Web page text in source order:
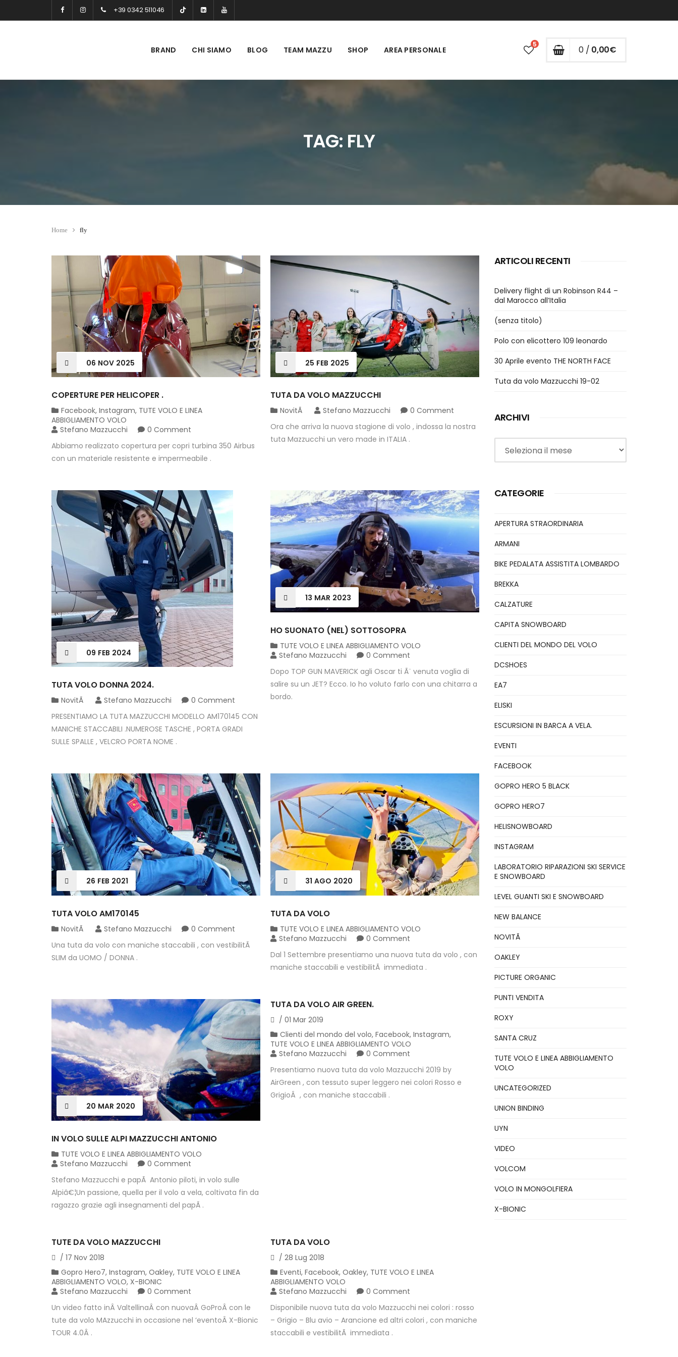
+39 0342 511046
BRAND CHI SIAMO BLOG TEAM MAZZU SHOP AREA PERSONALE
5 0 / 0,00€
TAG: FLY
Home fly
06 NOV 2025
COPERTURE PER HELICOPER .
Facebook, Instagram, TUTE VOLO E LINEA
ABBIGLIAMENTO VOLO
Stefano Mazzucchi
0 Comment
Abbiamo realizzato copertura per copri turbina 350 Airbus
con un materiale resistente e impermeabile .
25 FEB 2025
TUTA DA VOLO MAZZUCCHI
NovitÃ Stefano Mazzucchi
0 Comment
Ora che arriva la nuova stagione di volo , indossa la nostra
tuta Mazzucchi un vero made in ITALIA .
09 FEB 2024
TUTA VOLO DONNA 2024.
NovitÃ Stefano Mazzucchi
0 Comment
PRESENTIAMO LA TUTA MAZZUCCHI MODELLO AM170145 CON
MANICHE STACCABILI .NUMEROSE TASCHE , PORTA GRADI
SULLE SPALLE , VELCRO PORTA NOME .
13 MAR 2023
HO SUONATO (NEL) SOTTOSOPRA
TUTE VOLO E LINEA ABBIGLIAMENTO VOLO
Stefano Mazzucchi
0 Comment
Dopo TOP GUN MAVERICK agli Oscar ti Ã¨ venuta voglia di
salire su un JET? Ecco. Io ho voluto farlo con una chitarra a
bordo.
26 FEB 2021
TUTA VOLO AM170145
NovitÃ Stefano Mazzucchi
0 Comment
Una tuta da volo con maniche staccabili , con vestibilitÃ
SLIM da UOMO / DONNA .
31 AGO 2020
TUTA DA VOLO
TUTE VOLO E LINEA ABBIGLIAMENTO VOLO
Stefano Mazzucchi
0 Comment
Dal 1 Settembre presentiamo una nuova tuta da volo , con
maniche staccabili e vestibilitÃ immediata .
20 MAR 2020
IN VOLO SULLE ALPI MAZZUCCHI ANTONIO
TUTE VOLO E LINEA ABBIGLIAMENTO VOLO
Stefano Mazzucchi
0 Comment
Stefano Mazzucchi e papÃ Antonio piloti, in volo sulle
Alpiâ€¦Un passione, quella per il volo a vela, coltivata fin da
ragazzo grazie agli insegnamenti del papÃ .
TUTA DA VOLO AIR GREEN.
/ 01 Mar 2019
Clienti del mondo del volo, Facebook, Instagram,
TUTE VOLO E LINEA ABBIGLIAMENTO VOLO
Stefano Mazzucchi
0 Comment
Presentiamo nuova tuta da volo Mazzucchi 2019 by
AirGreen , con tessuto super leggero nei colori Rosso e
GrigioÂ , con maniche staccabili .
TUTE DA VOLO MAZZUCCHI
/ 17 Nov 2018
Gopro Hero7, Instagram, Oakley, TUTE VOLO E LINEA
ABBIGLIAMENTO VOLO, X-BIONIC
Stefano Mazzucchi
0 Comment
Un video fatto inÂ ValtellinaÂ con nuovaÂ GoProÂ con le
tute da volo MAzzucchi in occasione nel ‘eventoÂ X-Bionic
TOUR 4.0Â .
TUTA DA VOLO
/ 28 Lug 2018
Eventi, Facebook, Oakley, TUTE VOLO E LINEA
ABBIGLIAMENTO VOLO
Stefano Mazzucchi
0 Comment
Disponibile nuova tuta da volo Mazzucchi nei colori : rosso
– Grigio – Blu avio – Arancione ed altri colori , con maniche
staccabili e vestibilitÃ immediata .
ARTICOLI RECENTI
Delivery flight di un Robinson R44 –
dal Marocco all’Italia
(senza titolo)
Polo con elicottero 109 leonardo
30 Aprile evento THE NORTH FACE
Tuta da volo Mazzucchi 19-02
ARCHIVI
Archivi
CATEGORIE
APERTURA STRAORDINARIA
ARMANI
BIKE PEDALATA ASSISTITA LOMBARDO
BREKKA
CALZATURE
CAPITA SNOWBOARD
CLIENTI DEL MONDO DEL VOLO
DCSHOES
EA7
ELISKI
ESCURSIONI IN BARCA A VELA.
EVENTI
FACEBOOK
GOPRO HERO 5 BLACK
GOPRO HERO7
HELISNOWBOARD
INSTAGRAM
LABORATORIO RIPARAZIONI SKI SERVICE
E SNOWBOARD
LEVEL GUANTI SKI E SNOWBOARD
NEW BALANCE
NOVITÃ
OAKLEY
PICTURE ORGANIC
PUNTI VENDITA
ROXY
SANTA CRUZ
TUTE VOLO E LINEA ABBIGLIAMENTO
VOLO
UNCATEGORIZED
UNION BINDING
UYN
VIDEO
VOLCOM
VOLO IN MONGOLFIERA
X-BIONIC